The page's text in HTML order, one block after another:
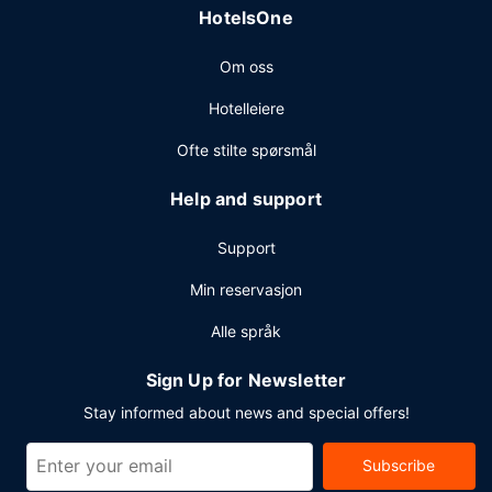
HotelsOne
Om oss
Hotelleiere
Ofte stilte spørsmål
Help and support
Support
Min reservasjon
Alle språk
Sign Up for Newsletter
Stay informed about news and special offers!
Subscribe